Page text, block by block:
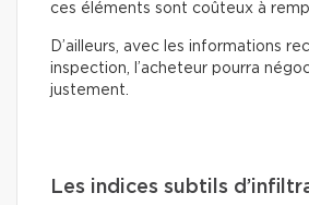
ces éléments sont coûteux à
D’ailleurs, avec les informations
inspection, l’acheteur pourra
justement.
Les indices subtils